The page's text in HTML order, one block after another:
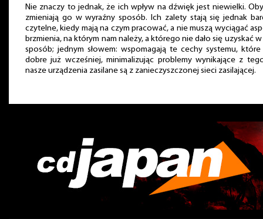
Nie znaczy to jednak, że ich wpływ na dźwięk jest niewielki.
zmieniają go w wyraźny sposób. Ich zalety stają się jednak
czytelne, kiedy mają na czym pracować, a nie muszą wyciągać
brzmienia, na którym nam należy, a którego nie dało się uzyskać
sposób; jednym słowem: wspomagają te cechy systemu, które
dobre już wcześniej, minimalizując problemy wynikające z
nasze urządzenia zasilane są z zanieczyszczonej sieci zasilającej.